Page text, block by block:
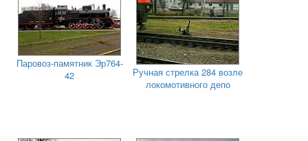
Паровоз-памятник Эр764-
42
Ручная стрелка 284 возле
локомотивного депо